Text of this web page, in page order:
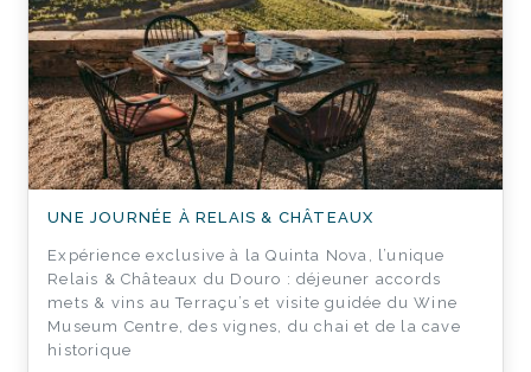
UNE JOURNÉE À RELAIS & CHÂTEAUX
Expérience exclusive à la Quinta Nova, l’unique
Relais & Châteaux du Douro : déjeuner accords
mets & vins au Terraçu’s et visite guidée du Wine
Museum Centre, des vignes, du chai et de la cave
historique